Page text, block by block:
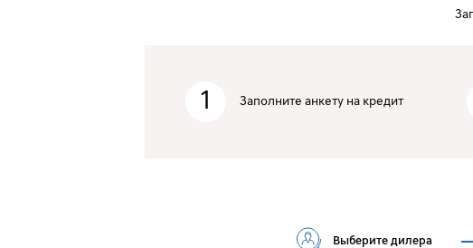
1 Заполните анкету на кредит
Выберите дилера